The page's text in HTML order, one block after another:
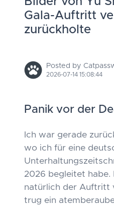
Gala-Auftritt
zurückholte
Posted by
2026-07-14 15:08:44
Panik vor der
Ich war gerade
wo ich für eine
2026 begleitet
natürlich der Auftritt
trug ein